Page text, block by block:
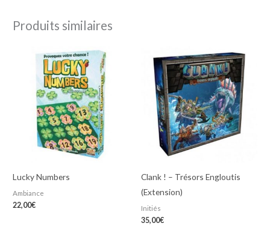
Produits similaires
Lucky Numbers
Ambiance
22,00€
Clank ! – Trésors Engloutis
(Extension)
Initiés
35,00€